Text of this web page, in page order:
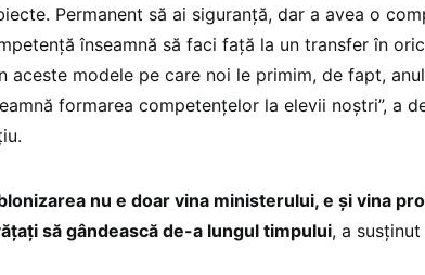
Permanent să ai siguranță, dar a avea o
înseamnă să faci față la un transfer în
aceste modele pe care noi le primim, de fapt,
formarea competențelor la elevii noștri”, a
nu e doar vina ministerului, e și vina
să gândească de-a lungul timpului, a